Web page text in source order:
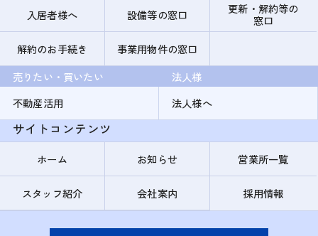
入居者様へ
設備等の窓口
更新・解約等の
窓口
解約のお手続き
事業用物件の窓口
売りたい・買いたい
不動産活用
法人様
法人様へ
サイトコンテンツ
ホーム お知らせ 営業所一覧
スタッフ紹介 会社案内 採用情報